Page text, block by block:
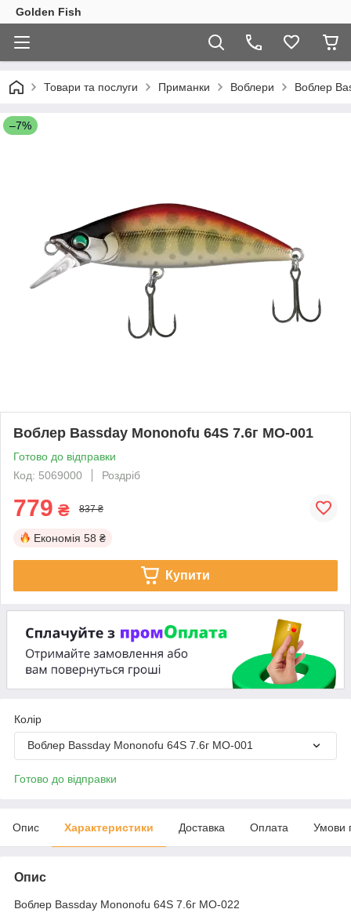
Golden Fish
Товари та послуги Приманки Воблери Воблер
–7%
Воблер Bassday Mononofu 64S 7.6г MO-001
Готово до відправки
Код: 5069000
Роздріб
779 ₴ 837 ₴
Економія 58 ₴
Купити
Колір
Воблер Bassday Mononofu 64S 7.6г MO-001
Готово до відправки
Опис Характеристики Доставка Оплата Умови
Опис
Воблер Bassday Mononofu 64S 7.6г MO-022